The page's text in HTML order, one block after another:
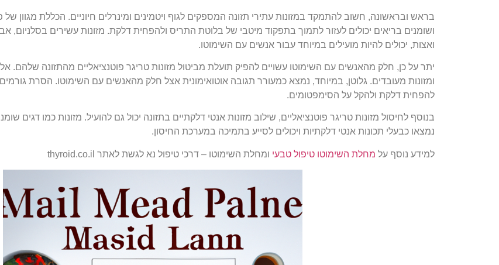
בראש ובראשונה, חשוב להתמקד במזונות עתירי תזונה המספקים לגוף ויטמינים ומינרלים חיוניים. הכללת מגוון של
ושומנים בריאים יכולים לעזור לתמוך בתפקוד מיטבי של בלוטת התריס ולהפחית דלקת. מזונות עשירים בסלניום, אבץ
ואצות, יכולים להיות מועילים במיוחד עבור אנשים עם השימוטו.
יתר על כן, חלק מהאנשים עם השימוטו עשויים להפיק תועלת מביטול מזונות טריגר פוטנציאליים מהתזונה שלהם.
ומזונות מעובדים. גלוטן, במיוחד, נמצא כמעורר תגובה אוטואימונית אצל חלק מהאנשים עם השימוטו. הסרת גורמים
להפחית דלקת ולהקל על הסימפטומים.
בנוסף לחיסול מזונות טריגר פוטנציאליים, שילוב מזונות אנטי דלקתיים בתזונה יכול גם להועיל. מזונות כמו דגים
נמצאו כבעלי תכונות אנטי דלקתיות ויכולים לסייע בתמיכה במערכת החיסון.
למידע נוסף על מחלת השימוטו טיפול טבעי ומחלת השימוטו – דרכי טיפול נא לגשת לאתר thyroid.co.il